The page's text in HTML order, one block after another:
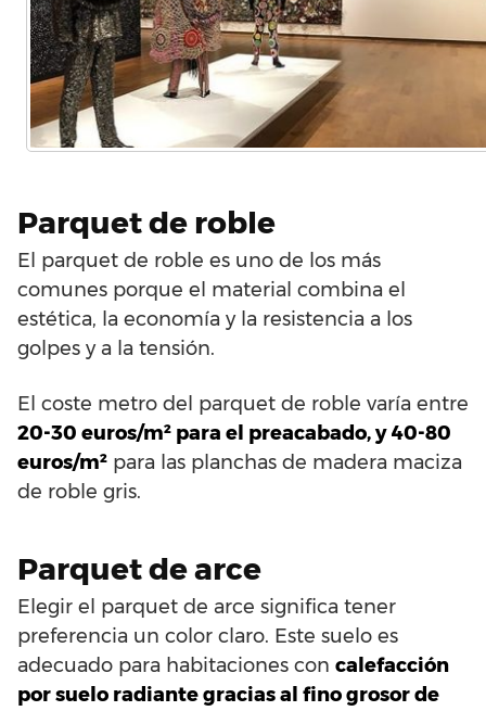
Parquet de roble
El parquet de roble es uno de los más
comunes porque el material combina el
estética, la economía y la resistencia a los
golpes y a la tensión.
El coste metro del parquet de roble varía entre
20-30 euros/m² para el preacabado, y 40-80
euros/m² para las planchas de madera maciza
de roble gris.
Parquet de arce
Elegir el parquet de arce significa tener
preferencia un color claro. Este suelo es
adecuado para habitaciones con calefacción
por suelo radiante gracias al fino grosor de